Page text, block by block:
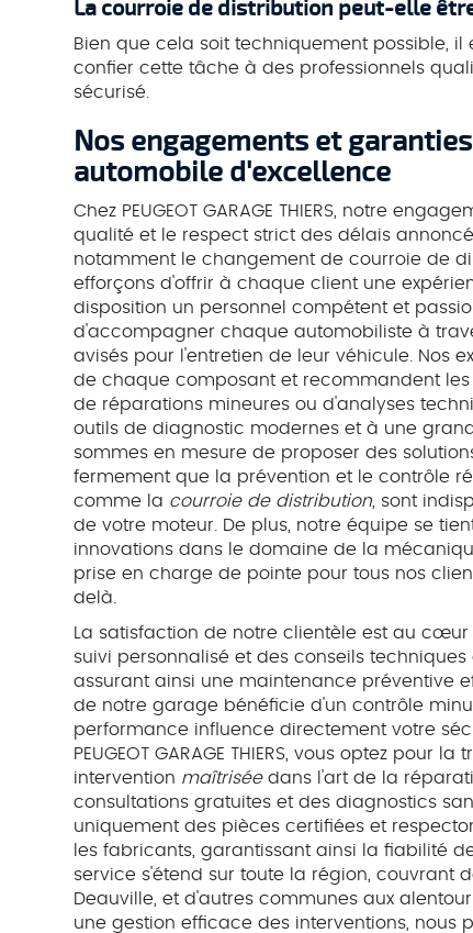
La courroie de distribution peut-elle
Bien que cela soit techniquement possible, il
confier cette tâche à des professionnels
sécurisé.
Nos engagements et
automobile d'excellence
Chez PEUGEOT GARAGE THIERS, notre
qualité et le respect strict des délais
notamment le changement de courroie de
efforçons d'offrir à chaque client une
disposition un personnel compétent et
d'accompagner chaque automobiliste à
avisés pour l'entretien de leur véhicule. Nos
de chaque composant et recommandent les
de réparations mineures ou d'analyses
outils de diagnostic modernes et à une
sommes en mesure de proposer des
fermement que la prévention et le contrôle
comme la courroie de distribution , sont
de votre moteur. De plus, notre équipe se
innovations dans le domaine de la
prise en charge de pointe pour tous nos
delà.
La satisfaction de notre clientèle est au
suivi personnalisé et des conseils
assurant ainsi une maintenance préventive
de notre garage bénéficie d'un contrôle
performance influence directement votre
PEUGEOT GARAGE THIERS, vous optez pour
intervention maîtriséedans l'art de la
consultations gratuites et des diagnostics
uniquement des pièces certifiées et
les fabricants, garantissant ainsi la fiabilité
service s'étend sur toute la région, couvrant
Deauville, et d'autres communes aux
une gestion efficace des interventions,